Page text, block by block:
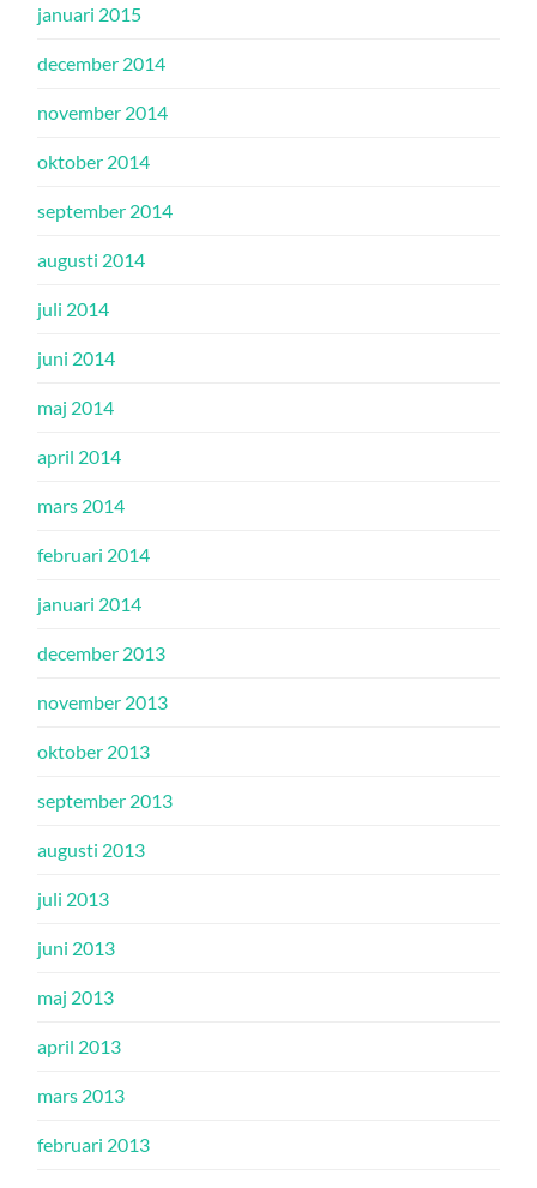
januari 2015
december 2014
november 2014
oktober 2014
september 2014
augusti 2014
juli 2014
juni 2014
maj 2014
april 2014
mars 2014
februari 2014
januari 2014
december 2013
november 2013
oktober 2013
september 2013
augusti 2013
juli 2013
juni 2013
maj 2013
april 2013
mars 2013
februari 2013